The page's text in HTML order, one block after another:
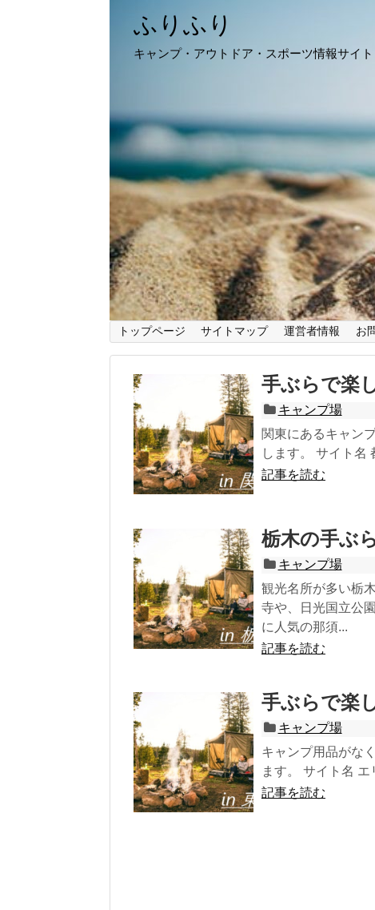
ふりふり
キャンプ・アウトドア・スポーツ情報サイト
トップページ サイトマップ 運営者情報 お
手ぶらで楽
キャンプ場
関東にあるキャン
します。 サイト名
記事を読む
栃木の手ぶ
キャンプ場
観光名所が多い栃
寺や、日光国立公
に人気の那須...
記事を読む
手ぶらで楽
キャンプ場
キャンプ用品がな
ます。 サイト名
記事を読む